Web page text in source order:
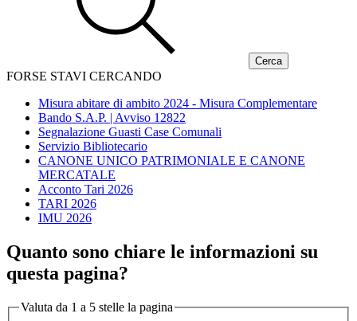
FORSE STAVI CERCANDO
Misura abitare di ambito 2024 - Misura Complementare
Bando S.A.P. | Avviso 12822
Segnalazione Guasti Case Comunali
Servizio Bibliotecario
CANONE UNICO PATRIMONIALE E CANONE
MERCATALE
Acconto Tari 2026
TARI 2026
IMU 2026
Quanto sono chiare le informazioni su
questa pagina?
Valuta da 1 a 5 stelle la pagina